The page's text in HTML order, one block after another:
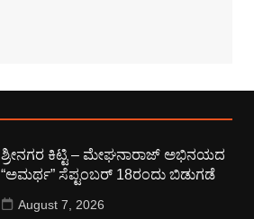
ಶ್ರೀನಗರ ಕಿಟ್ಟಿ – ಮೇಘನಾರಾಜ್ ಅಭಿನಯದ
“ಅಮರ್ಥ” ಸೆಪ್ಟಂಬರ್ 18ರಂದು ಬಿಡುಗಡೆ
August 7, 2026